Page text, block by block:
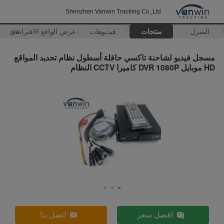
Shenzhen Vanwin Tracking Co.,Ltd
المنزل منتجات فيديوهات عرض الواقع الافتراضي
>>
مسجل فيديو لشاحنة تاكسي حافلة أسطول نظام تحديد المواقع
HD موبايل DVR 1080P كاميرا CCTV النظام
افضل سعر اتصل بنا